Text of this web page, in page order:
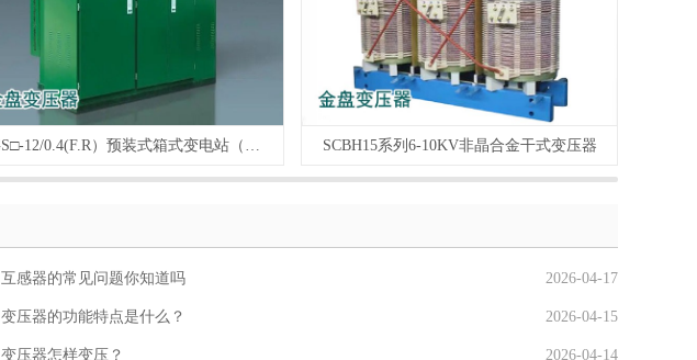
SCBH15系列6-10KV非晶合金干式变压器
互感器的常见问题你知道吗 2026-04-17
变压器的功能特点是什么？ 2026-04-15
变压器怎样变压？ 2026-04-14